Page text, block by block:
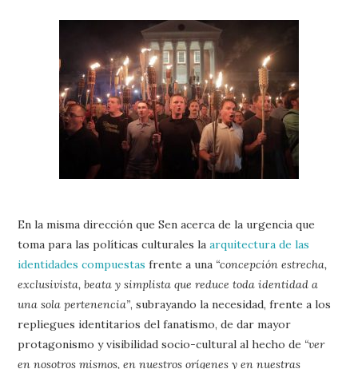
En la misma dirección que Sen acerca de la urgencia que
toma para las políticas culturales laarquitectura de las
identidades compuestas frente a una “concepción estrecha,
exclusivista, beata y simplista que reduce toda identidad a
una sola pertenencia”, subrayando la necesidad, frente a los
repliegues identitarios del fanatismo, de dar mayor
protagonismo y visibilidad socio-cultural al hecho de “ver
en nosotros mismos, en nuestros orígenes y en nuestras